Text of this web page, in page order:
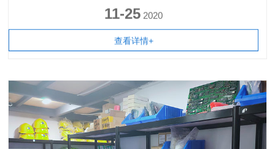
11-25 2020
查看详情+